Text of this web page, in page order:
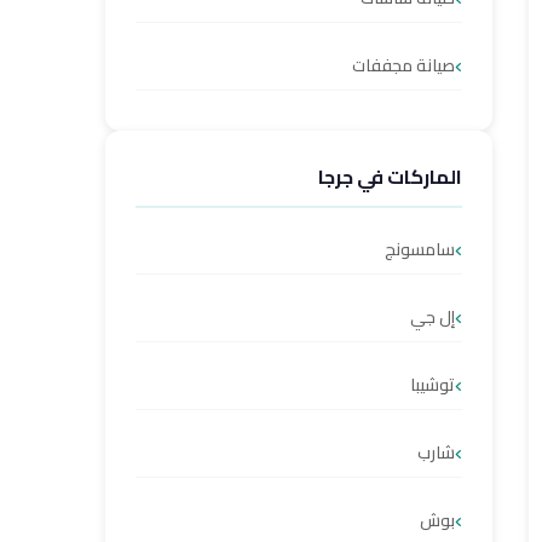
صيانة مجففات
الماركات في جرجا
سامسونج
إل جي
توشيبا
شارب
بوش